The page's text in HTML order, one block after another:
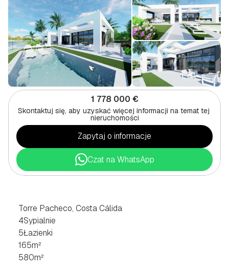
1 778 000 €
Skontaktuj się, aby uzyskać więcej informacji na temat tej
nieruchomości
Zapytaj o informacje
Czat na WhatsApp
Torre Pacheco, Costa Cálida
4Sypialnie
5Łazienki
165m²
580m²